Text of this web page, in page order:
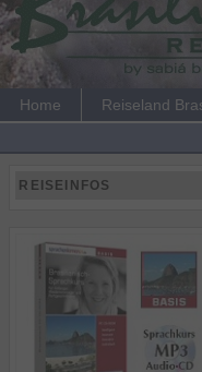
Home Reiseland
REISEINFOS